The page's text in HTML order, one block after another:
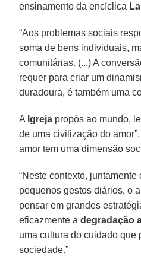
ensinamento da encíclica
“Aos problemas sociais
soma de bens individuais,
comunitárias. (...) A
requer para criar um
duradoura, é também uma
A Igreja propôs ao mundo,
de uma civilização do
amor tem uma dimensão
“Neste contexto,
pequenos gestos diários, o
pensar em grandes
eficazmente adegradação
uma cultura do cuidado que
sociedade.”